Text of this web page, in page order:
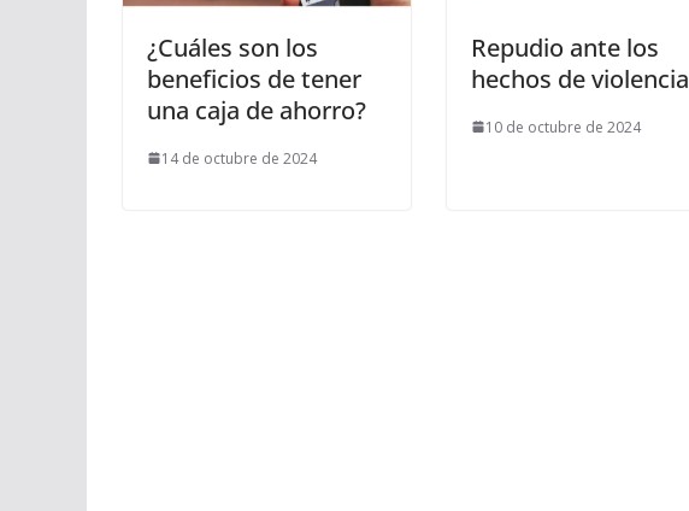
¿Cuáles son los
beneficios de tener
una caja de ahorro?
14 de octubre de 2024
Repudio ante los
hechos de violencia
10 de octubre de 2024